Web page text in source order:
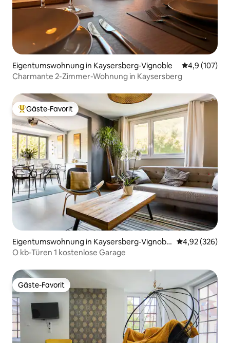
Eigentumswohnung in Kaysersberg-Vignoble
4,9 (107)
Charmante 2-Zimmer-Wohnung in Kaysersberg
Beliebter Gäste-Favorit.
Gäste-Favorit
Eigentumswohnung in Kaysersberg-Vignobl
e
4,92 (326)
O kb-Türen 1 kostenlose Garage
Gäste-Favorit
Gäste-Favorit